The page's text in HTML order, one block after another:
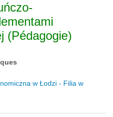
(Pédagogie)
w Łodzi - Filia w